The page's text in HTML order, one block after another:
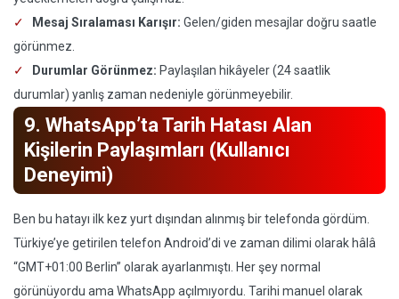
Mesaj Sıralaması Karışır: Gelen/giden mesajlar doğru saatle
görünmez.
Durumlar Görünmez: Paylaşılan hikâyeler (24 saatlik
durumlar) yanlış zaman nedeniyle görünmeyebilir.
9. WhatsApp’ta Tarih Hatası Alan
Kişilerin Paylaşımları (Kullanıcı
Deneyimi)
Ben bu hatayı ilk kez yurt dışından alınmış bir telefonda gördüm.
Türkiye’ye getirilen telefon Android’di ve zaman dilimi olarak hâlâ
“GMT+01:00 Berlin” olarak ayarlanmıştı. Her şey normal
görünüyordu ama WhatsApp açılmıyordu. Tarihi manuel olarak